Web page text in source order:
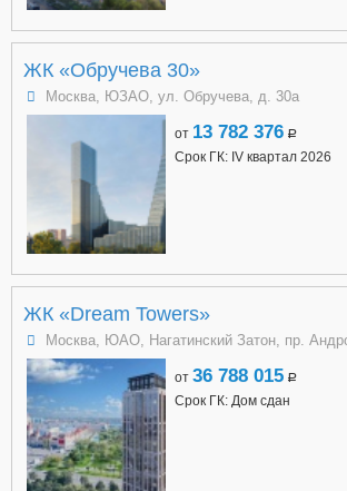
ЖК «Обручева 30»
Москва, ЮЗАО, ул. Обручева, д. 30а
от 13 782 376 a
Срок ГК: IV квартал 2026
ЖК «Dream Towers»
Москва, ЮАО, Нагатинский Затон, пр.
от 36 788 015 a
Срок ГК: Дом сдан